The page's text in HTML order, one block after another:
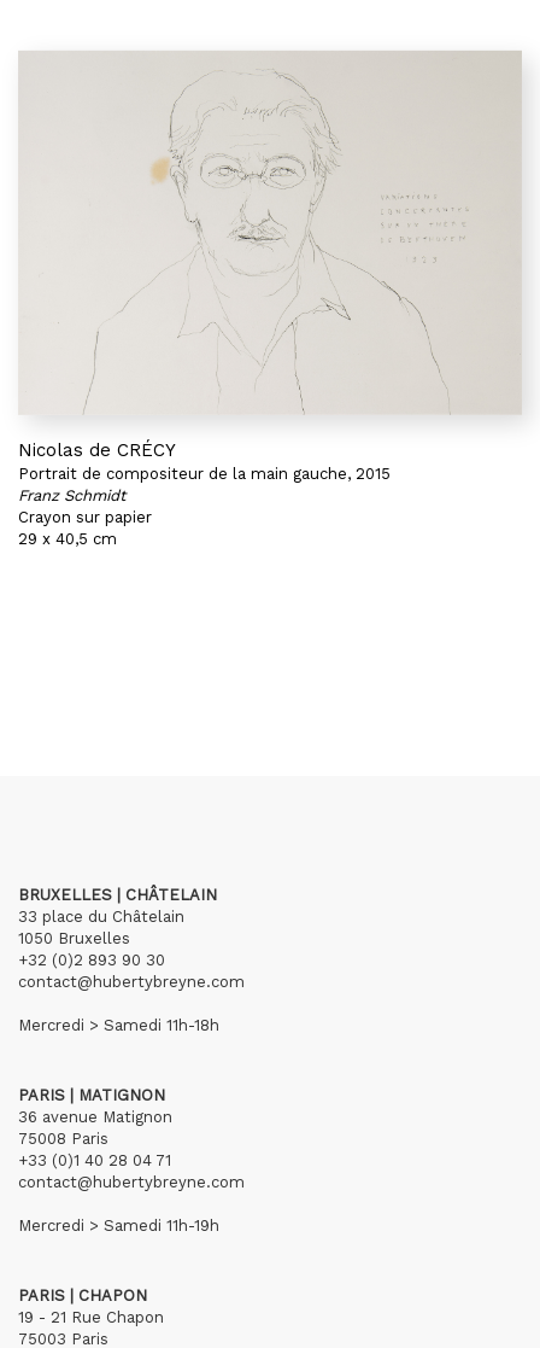
Nicolas de CRÉCY
Portrait de compositeur de la main gauche, 2015
Franz Schmidt
Crayon sur papier
29 x 40,5 cm
BRUXELLES | CHÂTELAIN
33 place du Châtelain
1050 Bruxelles
+32 (0)2 893 90 30
contact@hubertybreyne.com
Mercredi > Samedi 11h-18h
PARIS | MATIGNON
36 avenue Matignon
75008 Paris
+33 (0)1 40 28 04 71
contact@hubertybreyne.com
Mercredi > Samedi 11h-19h
PARIS | CHAPON
19 - 21 Rue Chapon
75003 Paris